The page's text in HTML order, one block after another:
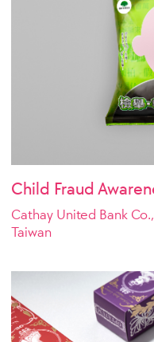
Child Fraud
Cathay United Bank
Taiwan